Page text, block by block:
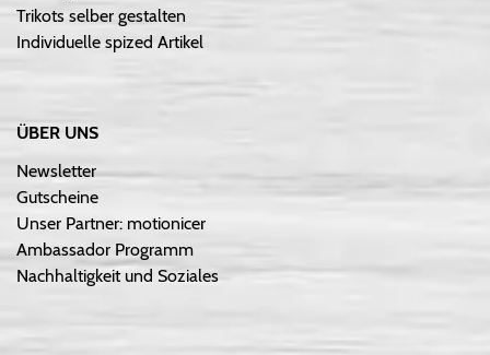
Trikots selber gestalten
Individuelle spized Artikel
ÜBER UNS
Newsletter
Gutscheine
Unser Partner: motionicer
Ambassador Programm
Nachhaltigkeit und Soziales